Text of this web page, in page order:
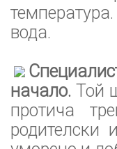
вода.
начало. Той
протича
родителски